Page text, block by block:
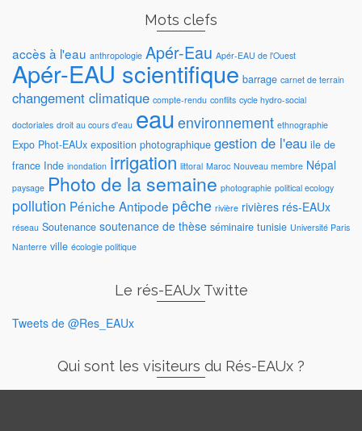
Mots clefs
accès à l'eau anthropologie Apér-Eau Apér-EAU de l'Ouest
Apér-EAU scientifique barrage carnet de terrain
changement climatique compte-rendu conflits cycle hydro-social
doctoriales droit au cours d'eau eau environnement ethnographie
Expo Phot-EAUx exposition photographique gestion de l'eau ile de
france Inde inondation irrigation littoral Maroc Nouveau membre Népal
paysage Photo de la semaine photographie political ecology
pollution Péniche Antipode pêche rivière rivières rés-EAUx
réseau Soutenance soutenance de thèse séminaire tunisie Université Paris
Nanterre ville écologie politique
Le rés-EAUx Twitte
Tweets de @Res_EAUx
Qui sont les visiteurs du Rés-EAUx ?